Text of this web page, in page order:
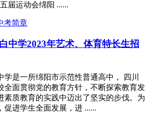
届运动会绵阳 ......
考简章
中学2023年艺术、体育特长生招
学是一所绵阳市示范性普通高中， 四川
全面贯彻党的教育方针，不断探索教育发
素质教育的实践中迈出了坚实的步伐。为
促进学生全面发展，进 ......